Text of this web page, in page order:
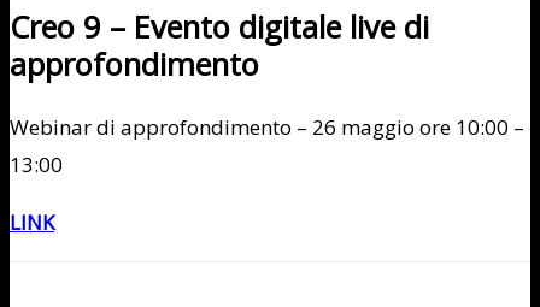
Creo 9 – Evento digitale live di
approfondimento
Webinar di approfondimento – 26 maggio ore 10:00 –
13:00
LINK